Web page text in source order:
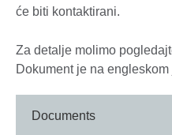
će biti kontaktirani.
Za detalje molimo
Dokument je na engleskom
Documents